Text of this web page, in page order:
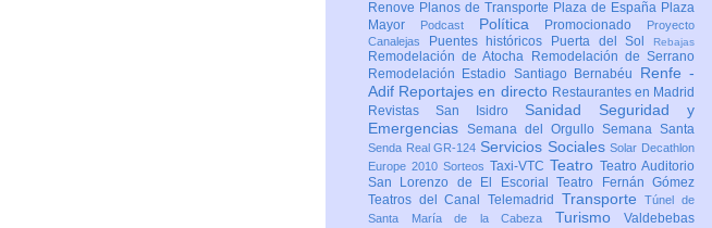
Renove Planos de Transporte Plaza de España Plaza
Mayor
Podcast Política Promocionado
Proyecto
Canalejas
Puentes históricos Puerta del Sol Rebajas
Remodelación de Atocha
Remodelación de Serrano
Remodelación Estadio Santiago Bernabéu Renfe -
Adif Reportajes en directo Restaurantes en Madrid
Revistas San Isidro Sanidad Seguridad y
Emergencias Semana del Orgullo Semana Santa
Senda Real GR-124 Servicios SocialesSolar Decathlon
Europe 2010 Sorteos Taxi-VTC Teatro Teatro Auditorio
San Lorenzo de El EscorialTeatro Fernán Gómez
Teatros del Canal Telemadrid TransporteTúnel de
Santa María de la Cabeza Turismo Valdebebas